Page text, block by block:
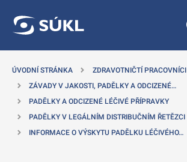
ÚVODNÍ STRÁNKA ZDRAVOTNIČTÍ PRACOVNÍCI
ZÁVADY V JAKOSTI, PADĚLKY A ODCIZENÉ…
PADĚLKY A ODCIZENÉ LÉČIVÉ PŘÍPRAVKY
PADĚLKY V LEGÁLNÍM DISTRIBUČNÍM ŘETĚZCI
INFORMACE O VÝSKYTU PADĚLKU LÉČIVÉHO…